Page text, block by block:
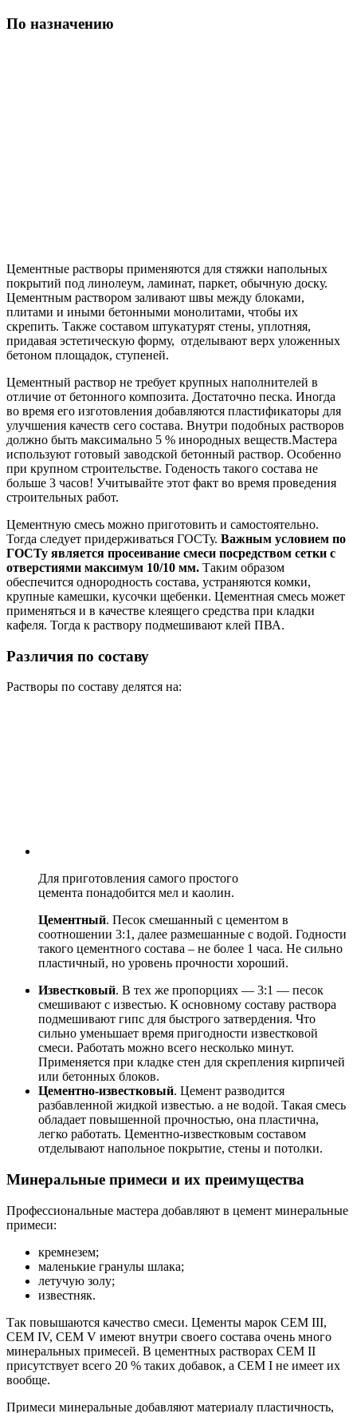
По назначению
Цементные растворы применяются для стяжки напольных
покрытий под линолеум, ламинат, паркет, обычную доску.
Цементным раствором заливают швы между блоками,
плитами и иными бетонными монолитами, чтобы их
скрепить. Также составом штукатурят стены, уплотняя,
придавая эстетическую форму, отделывают верх уложенных
бетоном площадок, ступеней.
Цементный раствор не требует крупных наполнителей в
отличие от бетонного композита. Достаточно песка. Иногда
во время его изготовления добавляются пластификаторы для
улучшения качеств сего состава. Внутри подобных растворов
должно быть максимально 5 % инородных веществ.Мастера
используют готовый заводской бетонный раствор. Особенно
при крупном строительстве. Годеность такого состава не
больше 3 часов! Учитывайте этот факт во время проведения
строительных работ.
Цементную смесь можно приготовить и самостоятельно.
Тогда следует придерживаться ГОСТу. Важным условием по
ГОСТу является просеивание смеси посредством сетки с
отверстиями максимум 10/10 мм. Таким образом
обеспечится однородность состава, устраняются комки,
крупные камешки, кусочки щебенки. Цементная смесь может
применяться и в качестве клеящего средства при кладки
кафеля. Тогда к раствору подмешивают клей ПВА.
Различия по составу
Растворы по составу делятся на:
Для приготовления самого простого
цемента понадобится мел и каолин.
Цементный. Песок смешанный с цементом в
соотношении 3:1, далее размешанные с водой. Годности
такого цементного состава – не более 1 часа. Не сильно
пластичный, но уровень прочности хороший.
Известковый. В тех же пропорциях — 3:1 — песок
смешивают с известью. К основному составу раствора
подмешивают гипс для быстрого затвердения. Что
сильно уменьшает время пригодности известковой
смеси. Работать можно всего несколько минут.
Применяется при кладке стен для скрепления кирпичей
или бетонных блоков.
Цементно-известковый. Цемент разводится
разбавленной жидкой известью. а не водой. Такая смесь
обладает повышенной прочностью, она пластична,
легко работать. Цементно-известковым составом
отделывают напольное покрытие, стены и потолки.
Минеральные примеси и их преимущества
Профессиональные мастера добавляют в цемент минеральные
примеси:
кремнезем;
маленькие гранулы шлака;
летучую золу;
известняк.
Так повышаются качество смеси. Цементы марок CEM III,
CEM IV, CEM V имеют внутри своего состава очень много
минеральных примесей. В цементных растворах CEM ІІ
присутствует всего 20 % таких добавок, а CEM І не имеет их
вообще.
Примеси минеральные добавляют материалу пластичность,